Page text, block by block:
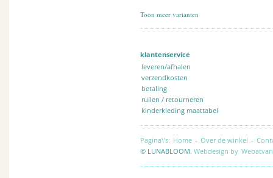
Toon meer varianten
klantenservice
leveren/afhalen
verzendkosten
betaling
ruilen / retourneren
kinderkleding maattabel
Pagina\'s: Home - Over de winkel -
© LUNABLOOM. Webdesign by